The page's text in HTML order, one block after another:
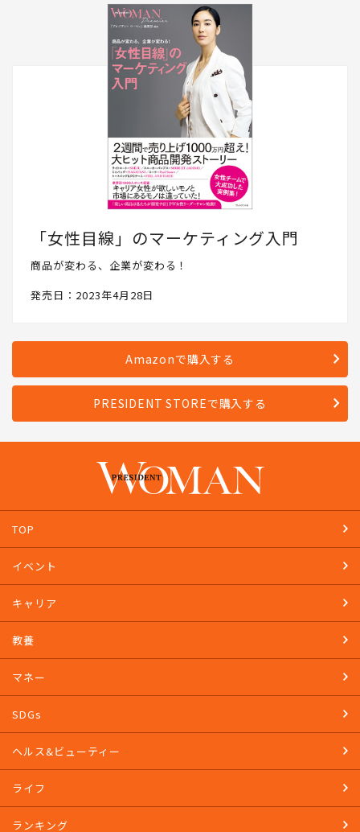
「女性目線」のマーケティング入門
商品が変わる、企業が変わる！
発売日：2023年4月28日
Amazonで購入する
PRESIDENT STOREで購入する
TOP
イベント
キャリア
教養
マネー
SDGs
ヘルス&ビューティー
ライフ
ランキング